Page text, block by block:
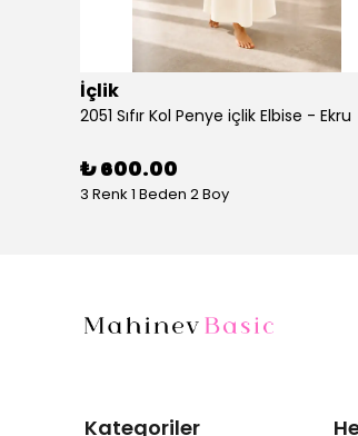
İçlik
2051 Sıfır Kol Penye içlik Elbise - Ekru
₺ 600.00
3 Renk 1 Beden 2 Boy
Kategoriler